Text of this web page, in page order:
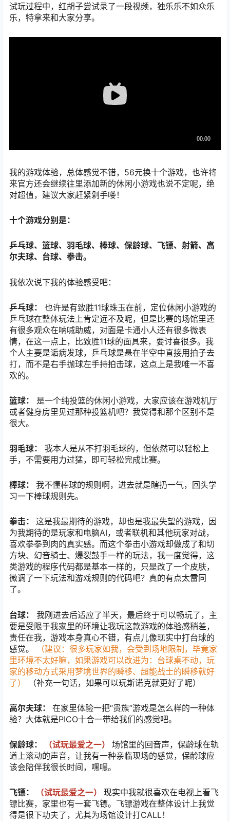
试玩过程中，红胡子尝试录了一段视频，独乐乐不如众乐
乐，特拿来和大家分享。
我的游戏体验，总体感觉不错，56元换十个游戏，也许将
来官方还会继续往里添加新的休闲小游戏也说不定呢，绝
对超值，建议大家赶紧剁手喽！
十个游戏分别是：
乒乓球、篮球、羽毛球、棒球、保龄球、飞镖、射箭、高
尔夫球、台球、拳击。
我依次说下我的体验感受吧：
乒乓球：
也许是有致胜11球珠玉在前，定位休闲小游戏的
乒乓球在整体玩法上肯定远不及呢，但是比赛的场馆里还
有很多观众在呐喊助威，对面是卡通小人还有很多微表
情，在这一点上，比致胜11球的面具来，要讨喜很多。我
个人主要是诟病发球，乒乓球是悬在半空中直接用拍子去
打，而不是右手抛球左手持拍击球，这点上是我唯一不喜
欢的。
篮球：
是一个纯投篮的休闲小游戏，大家应该在游戏机厅
或者健身房里见过那种投篮机吧？我觉得和那个区别不是
很大。
羽毛球：
我本人是从不打羽毛球的，但依然可以轻松上
手，不需要用力过猛，即可轻松完成比赛。
棒球： 我不懂棒球的规则啊，进去就是瞎扔一气，回头学
习一下棒球规则先。
拳击： 这是我最期待的游戏，却也是我最失望的游戏，因
为我期待的是玩家和电脑AI，或者联机和其他玩家对战，
喜欢拳拳到肉的真实感。而这个拳击小游戏却做成了和切
方块、幻音骑士、爆裂鼓手一样的玩法，我一度觉得，这
类游戏的程序代码都是基本一样的，只是改了一个皮肤，
微调了一下玩法和游戏规则的代码吧？真的有点太雷同
了。
台球：
我刚进去后适应了半天，最后终于可以畅玩了，主
要是受限于我家里的环境让我玩这款游戏的体验感稍差，
责任在我，游戏本身真心不错，有点儿像现实中打台球的
感觉。
（建议：很多玩家如我，会受到场地限制，毕竟家
里环境不太好嘛，如果游戏可以改进为：台球桌不动，玩
家的移动方式采用梦境世界的瞬移、超能战士的瞬移就好
了）
（补充一句话，如果可以玩斯诺克就更好了呢）
高尔夫球： 在家里体验一把“贵族”游戏是怎么样的一种体
验？大体就是PICO十合一带给我们的感觉吧。
保龄球： （试玩最爱之一） 场馆里的回音声，保龄球在轨
道上滚动的声音，让我有一种亲临现场的感觉，保龄球应
该会陪伴我很长时间，嘿嘿。
飞镖： （试玩最爱之一） 现实中我就很喜欢在电视上看飞
镖比赛，家里也有一套飞镖。飞镖游戏在整体设计上我觉
得是很下功夫了，尤其为场馆设计打CALL！